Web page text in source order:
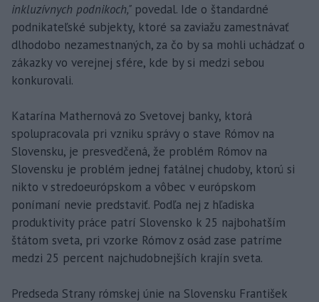
inkluzívnych podnikoch," povedal. Ide o štandardné
podnikateľské subjekty, ktoré sa zaviažu zamestnávať
dlhodobo nezamestnaných, za čo by sa mohli uchádzať o
zákazky vo verejnej sfére, kde by si medzi sebou
konkurovali.
Katarína Mathernová zo Svetovej banky, ktorá
spolupracovala pri vzniku správy o stave Rómov na
Slovensku, je presvedčená, že problém Rómov na
Slovensku je problém jednej fatálnej chudoby, ktorú si
nikto v stredoeurópskom a vôbec v európskom
ponímaní nevie predstaviť. Podľa nej z hľadiska
produktivity práce patrí Slovensko k 25 najbohatším
štátom sveta, pri vzorke Rómov z osád zase patríme
medzi 25 percent najchudobnejších krajín sveta.
Predseda Strany rómskej únie na Slovensku František